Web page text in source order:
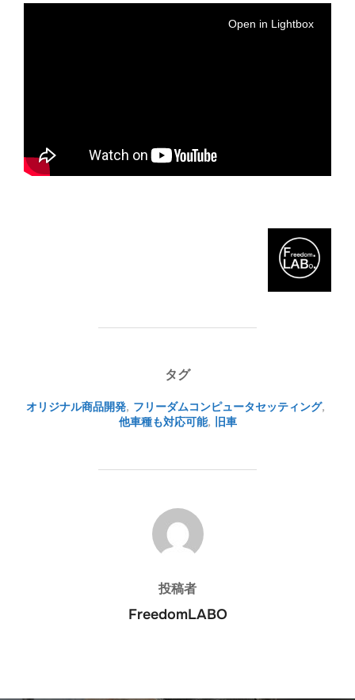
Open in Lightbox
タグ
オリジナル商品開発, フリーダムコンピュータセッティング,
他車種も対応可能, 旧車
投稿者
投稿者
FreedomLABO